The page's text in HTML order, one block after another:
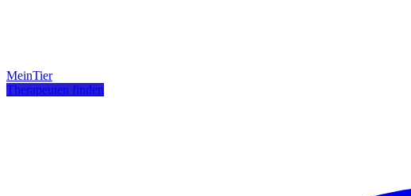
MeinTier
Therapeuten finden